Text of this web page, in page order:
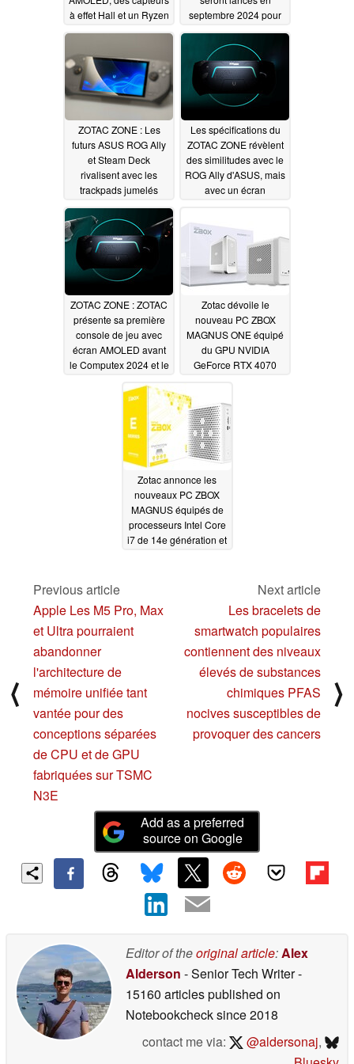
ZOTAC GAMING, fera également son apparition au CES
2025. Conçus pour offrir une expérience de jeu de haute
performance avec une qualité ultime, ces PC sont
équipés de cartes graphiques ZOTAC GAMING et de
processeurs AMD Ryzen pour élever le niveau de jeu
dès la sortie de la boîte.
à effet Hall et un Ryzen
7 8840U08/19/2024
septembre 2024 pour
799 €06/04/2024
ZOTAC ZONE : Les
futurs ASUS ROG Ally
et Steam Deck
rivalisent avec les
trackpads jumelés
dans les premières
photos de la vie réelle
05/31/2024
Les spécifications du
ZOTAC ZONE révèlent
des similitudes avec le
ROG Ally d'ASUS, mais
avec un écran
ZOTAC ZONE : ZOTAC
présente sa première
console de jeu avec
écran AMOLED avant
le Computex 2024 et le
05/29/2024
Zotac dévoile le
nouveau PC ZBOX
MAGNUS ONE équipé
du GPU NVIDIA
GeForce RTX 4070
puissant processeur
Intel04/19/2024
Zotac annonce les
nouveaux PC ZBOX
MAGNUS équipés de
processeurs Intel Core
i7 de 14e génération et
⟨
Previous article
Apple Les M5 Pro, Max
et Ultra pourraient
abandonner
l'architecture de
mémoire unifiée tant
vantée pour des
conceptions séparées
de CPU et de GPU
fabriquées sur TSMC
N3E
Next article
Les bracelets de
smartwatch populaires
contiennent des niveaux
élevés de substances
chimiques PFAS
nocives susceptibles de
provoquer des cancers
⟩
Add as a preferred
source on Google
Editor of theoriginal article: Alex
Alderson - Senior Tech Writer-
15160 articles published on
Notebookchecksince 2018
contact me via:
@aldersonaj,